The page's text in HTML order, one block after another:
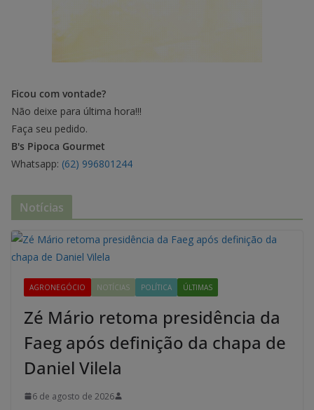
Ficou com vontade?
Não deixe para última hora!!!
Faça seu pedido.
B's Pipoca Gourmet
Whatsapp: (62) 996801244
Notícias
AGRONEGÓCIO NOTÍCIAS POLÍTICA ÚLTIMAS
Zé Mário retoma presidência da
Faeg após definição da chapa de
Daniel Vilela
6 de agosto de 2026